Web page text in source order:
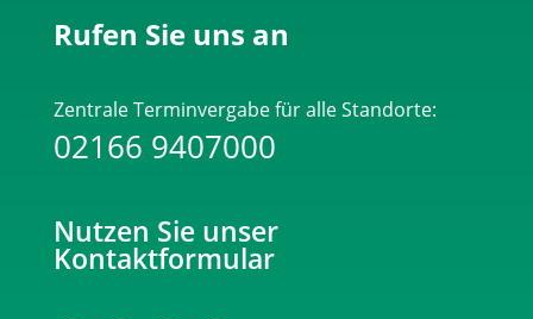
dass
Mensch
bist.
die
geforderten
Rufen Sie uns an
Zentrale Terminvergabe für alle Standorte:
02166 9407000
Nutzen Sie unser
Kontaktformular